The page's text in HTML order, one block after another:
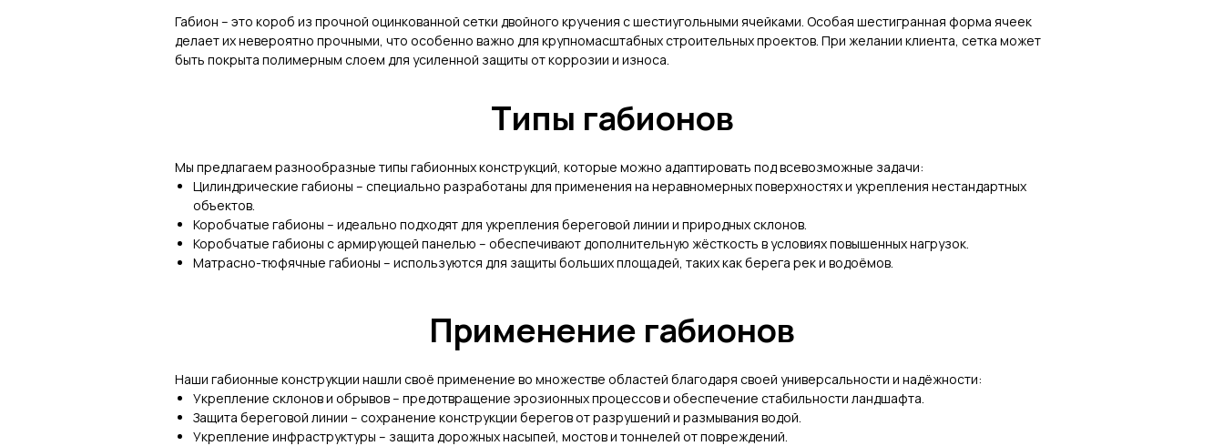
Габион – это короб из прочной оцинкованной сетки двойного кручения с шестиугольными ячейками. Особая шестигранная форма ячеек
делает их невероятно прочными, что особенно важно для крупномасштабных строительных проектов. При желании клиента, сетка может
быть покрыта полимерным слоем для усиленной защиты от коррозии и износа.
Типы габионов
Мы предлагаем разнообразные типы габионных конструкций, которые можно адаптировать под всевозможные задачи:
Цилиндрические габионы – специально разработаны для применения на неравномерных поверхностях и укрепления нестандартных
объектов.
Коробчатые габионы – идеально подходят для укрепления береговой линии и природных склонов.
Коробчатые габионы с армирующей панелью – обеспечивают дополнительную жёсткость в условиях повышенных нагрузок.
Матрасно-тюфячные габионы – используются для защиты больших площадей, таких как берега рек и водоёмов.
Применение габионов
Наши габионные конструкции нашли своё применение во множестве областей благодаря своей универсальности и надёжности:
Укрепление склонов и обрывов – предотвращение эрозионных процессов и обеспечение стабильности ландшафта.
Защита береговой линии – сохранение конструкции берегов от разрушений и размывания водой.
Укрепление инфраструктуры – защита дорожных насыпей, мостов и тоннелей от повреждений.